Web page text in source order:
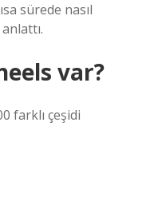
sürede nasıl
var?
farklı çeşidi